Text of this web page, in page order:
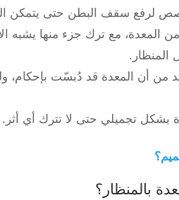
لرفع سقف البطن حتى يتمكن
ما يقرب من 80٪ من المعدة، مع ترك جزء
المنظار.
من أن المعدة قد دُبسّت
بشكل تجميلي حتى لا تترك أي أثر.
بالمنظار؟